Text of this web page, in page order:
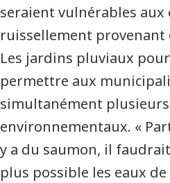
seraient vulnérables aux
ruissellement provenant
Les jardins pluviaux
permettre aux
simultanément
environnementaux. «
y a du saumon, il
plus possible les eaux